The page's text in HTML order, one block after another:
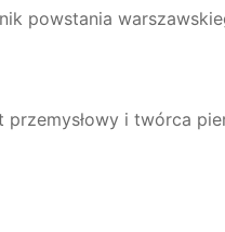
powstania
i twórca